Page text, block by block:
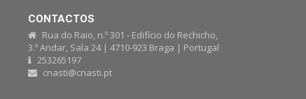
CONTACTOS
Rua do Raio, n.º 301 - Edifício do Rechicho,
3.º Andar, Sala 24 | 4710-923 Braga | Portugal
253265197
cnasti@cnasti.pt